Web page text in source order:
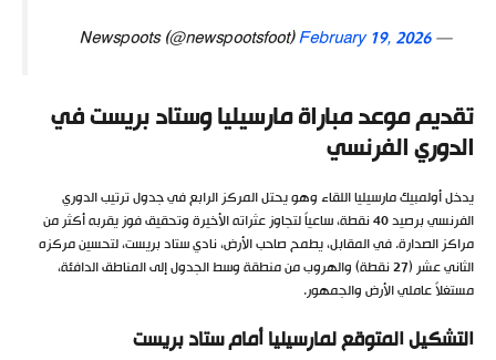
— Newspoots (@newspootsfoot)
February 19, 2026
تقديم موعد مباراة مارسيليا وستاد بريست في
الدوري الفرنسي
يدخل أولمبيك مارسيليا اللقاء وهو يحتل المركز الرابع في جدول ترتيب الدوري
الفرنسي برصيد 40 نقطة، ساعياً لتجاوز عثراته الأخيرة وتحقيق فوز يقربه أكثر من
مراكز الصدارة. في المقابل، يطمح صاحب الأرض، نادي ستاد بريست، لتحسين مركزه
الثاني عشر (27 نقطة) والهروب من منطقة وسط الجدول إلى المناطق الدافئة،
مستغلاً عاملي الأرض والجمهور.
التشكيل المتوقع لمارسيليا أمام ستاد بريست